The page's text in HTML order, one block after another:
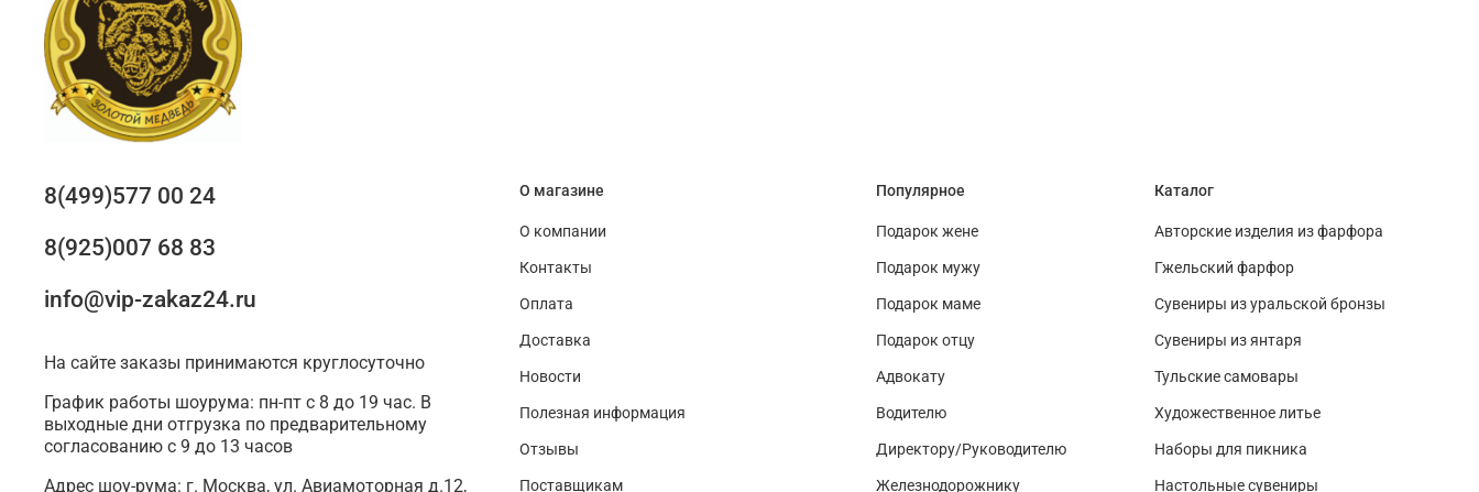
О магазине
О компании
Контакты
Оплата
Доставка
Новости
Полезная информация
Отзывы
Поставщикам
Популярное
Подарок жене
Подарок мужу
Подарок маме
Подарок отцу
Адвокату
Водителю
Директору/Руководителю
Железнодорожнику
Каталог
Авторские изделия из фарфора
Гжельский фарфор
Сувениры из уральской бронзы
Сувениры из янтаря
Тульские самовары
Художественное литье
Наборы для пикника
Настольные сувениры
8(499)577 00 24
8(925)007 68 83
info@vip-zakaz24.ru
На сайте заказы принимаются круглосуточно
График работы шоурума: пн-пт с 8 до 19 час. В
выходные дни отгрузка по предварительному
согласованию с 9 до 13 часов
Адрес шоу-рума: г. Москва, ул. Авиамоторная д.12,